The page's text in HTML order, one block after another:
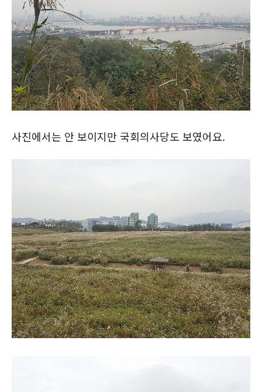
사진에서는 안 보이지만 국회의사당도 보였어요.